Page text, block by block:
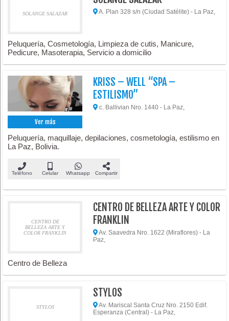
SOLANGE SALAZAR A. Plan 328 s/n (Ciudad Satélite) - La Paz,
Peluquería, Cosmetología, Limpieza de cutis, Manicure,
Pedicure, Masoterapia, Servicio a domicilio
Ver más
KRISS – WELL “SPA –
ESTILISMO”
c. Ballivian Nro. 1440 - La Paz,
Peluquería, maquillaje, depilaciones, cosmetología, estilismo en
La Paz, Bolivia.
Teléfono Celular Whatsapp Compartir
CENTRO DE
BELLEZA ARTE Y
COLOR FRANKLIN
CENTRO DE BELLEZA ARTE Y COLOR
FRANKLIN
Av. Saavedra Nro. 1622 (Miraflores) - La
Paz,
Centro de Belleza
STYLOS
STYLOS
Av. Mariscal Santa Cruz Nro. 2150 Edif.
Esperanza (Central) - La Paz,